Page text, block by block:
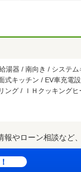
器 / 南向き / システ
キッチン / EV車充電
グ / ＩＨクッキング
やローン相談など、